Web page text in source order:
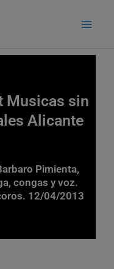
Musicas sin
Alicante
Pimienta,
congas y voz.
12/04/2013